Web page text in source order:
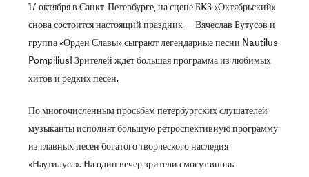
17 октября в Санкт-Петербурге, на сцене БКЗ «Октябрьский»
снова состоится настоящий праздник — Вячеслав Бутусов и
группа «Орден Славы» сыграют легендарные песни Nautilus
Pompilius! Зрителей ждёт большая программа из любимых
хитов и редких песен.
По многочисленным просьбам петербургских слушателей
музыканты исполнят большую ретроспективную программу
из главных песен богатого творческого наследия
«Наутилуса». На один вечер зрители смогут вновь